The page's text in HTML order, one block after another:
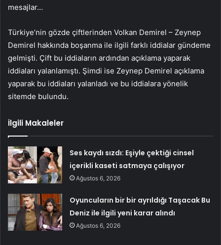
mesajlar…
Türkiye’nin gözde çiftlerinden Volkan Demirel – Zeynep
Demirel hakkında boşanma ile ilgili farklı iddialar gündeme
gelmişti. Çift bu iddiaların ardından açıklama yaparak
iddiaları yalanlamıştı. Şimdi ise Zeynep Demirel açıklama
yaparak bu iddiaları yalanladı ve bu iddialara yönelik
sitemde bulundu.
İlgili Makaleler
Ses kaydı sızdı: Eşiyle çektiği cinsel
içerikli kaseti satmaya çalışıyor
Ağustos 6, 2026
Oyuncuların bir bir ayrıldığı Taşacak Bu
Deniz ile ilgili yeni karar alındı
Ağustos 6, 2026